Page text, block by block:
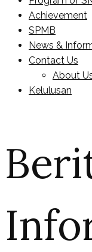
Achievement
SPMB
News &
Contact Us
About
Kelulusan